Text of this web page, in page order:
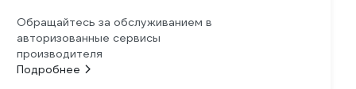
Обращайтесь за обслуживанием в
авторизованные сервисы
производителя
Подробнее